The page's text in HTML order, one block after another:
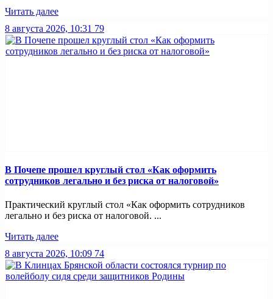
Читать далее
8 августа 2026, 10:31 79
В Почепе прошел круглый стол «Как оформить
сотрудников легально и без риска от налоговой»
Практический круглый стол «Как оформить сотрудников
легально и без риска от налоговой. ...
Читать далее
8 августа 2026, 10:09 74